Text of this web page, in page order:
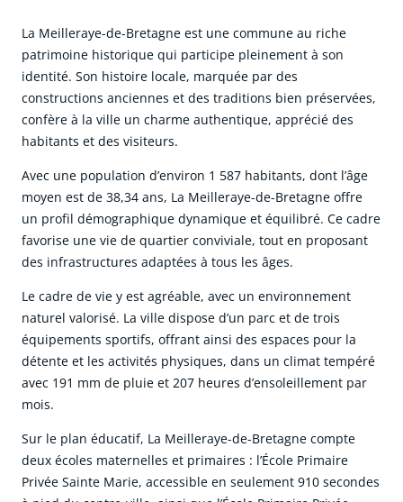
La Meilleraye-de-Bretagne est une commune au riche
patrimoine historique qui participe pleinement à son
identité. Son histoire locale, marquée par des
constructions anciennes et des traditions bien préservées,
confère à la ville un charme authentique, apprécié des
habitants et des visiteurs.
Avec une population d’environ 1 587 habitants, dont l’âge
moyen est de 38,34 ans, La Meilleraye-de-Bretagne offre
un profil démographique dynamique et équilibré. Ce cadre
favorise une vie de quartier conviviale, tout en proposant
des infrastructures adaptées à tous les âges.
Le cadre de vie y est agréable, avec un environnement
naturel valorisé. La ville dispose d’un parc et de trois
équipements sportifs, offrant ainsi des espaces pour la
détente et les activités physiques, dans un climat tempéré
avec 191 mm de pluie et 207 heures d’ensoleillement par
mois.
Sur le plan éducatif, La Meilleraye-de-Bretagne compte
deux écoles maternelles et primaires : l’École Primaire
Privée Sainte Marie, accessible en seulement 910 secondes